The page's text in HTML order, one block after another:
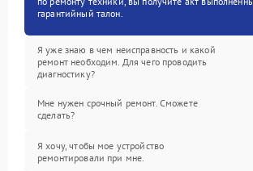
гарантийный талон.
Я уже знаю в чем неисправность и какой
ремонт необходим. Для чего проводить
диагностику?
Мне нужен срочный ремонт. Сможете
сделать?
Я хочу, чтобы мое устройство
ремонтировали при мне.